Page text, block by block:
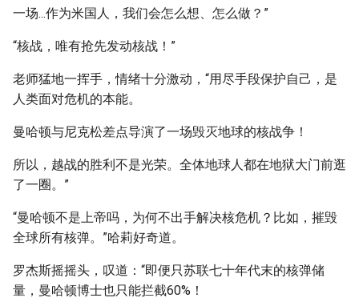
一场...作为米国人，我们会怎么想、怎么做？”
“核战，唯有抢先发动核战！”
老师猛地一挥手，情绪十分激动，“用尽手段保护自己，是
人类面对危机的本能。
曼哈顿与尼克松差点导演了一场毁灭地球的核战争！
所以，越战的胜利不是光荣。全体地球人都在地狱大门前逛
了一圈。”
“曼哈顿不是上帝吗，为何不出手解决核危机？比如，摧毁
全球所有核弹。”哈莉好奇道。
罗杰斯摇摇头，叹道：“即便只苏联七十年代末的核弹储
量，曼哈顿博士也只能拦截60%！